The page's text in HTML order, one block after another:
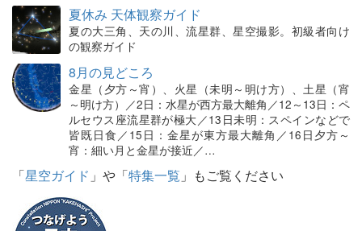
夏休み 天体観察ガイド
夏の大三角、天の川、流星群、星空撮影。初級者向け
の観察ガイド
8月の見どころ
金星（夕方～宵）、火星（未明～明け方）、土星（宵
～明け方）／2日：水星が西方最大離角／12～13日：ペ
ルセウス座流星群が極大／13日未明：スペインなどで
皆既日食／15日：金星が東方最大離角／16日夕方～
宵：細い月と金星が接近／…
「星空ガイド 」や「特集一覧 」もご覧ください